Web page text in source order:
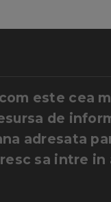
este cea
de
adresata
sa intre in